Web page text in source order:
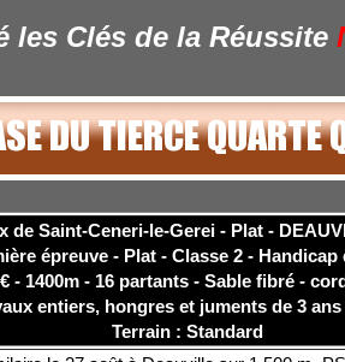
les Clés de la Réussite
de Saint-Ceneri-le-Gerei - Plat -
épreuve - Plat - Classe 2 -
- 1400m - 16 partants - Sable fibré -
entiers, hongres et juments de 3
Terrain : Standard